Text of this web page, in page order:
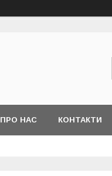
ПРО НАС КОНТАКТИ